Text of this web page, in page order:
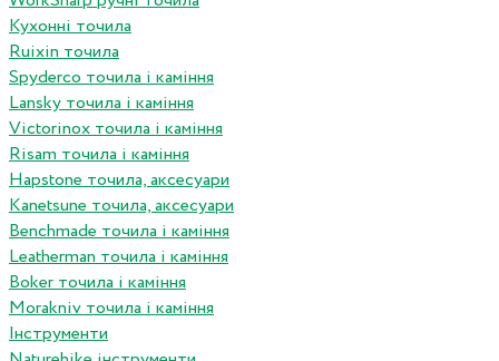
Кухонні точила
Ruixin точила
Spyderco точила і каміння
Lansky точила і каміння
Victorinox точила і каміння
Risam точила і каміння
Hapstone точила, аксесуари
Kanetsune точила, аксесуари
Benchmade точила і каміння
Leatherman точила і каміння
Boker точила і каміння
Morakniv точила і каміння
Інструменти